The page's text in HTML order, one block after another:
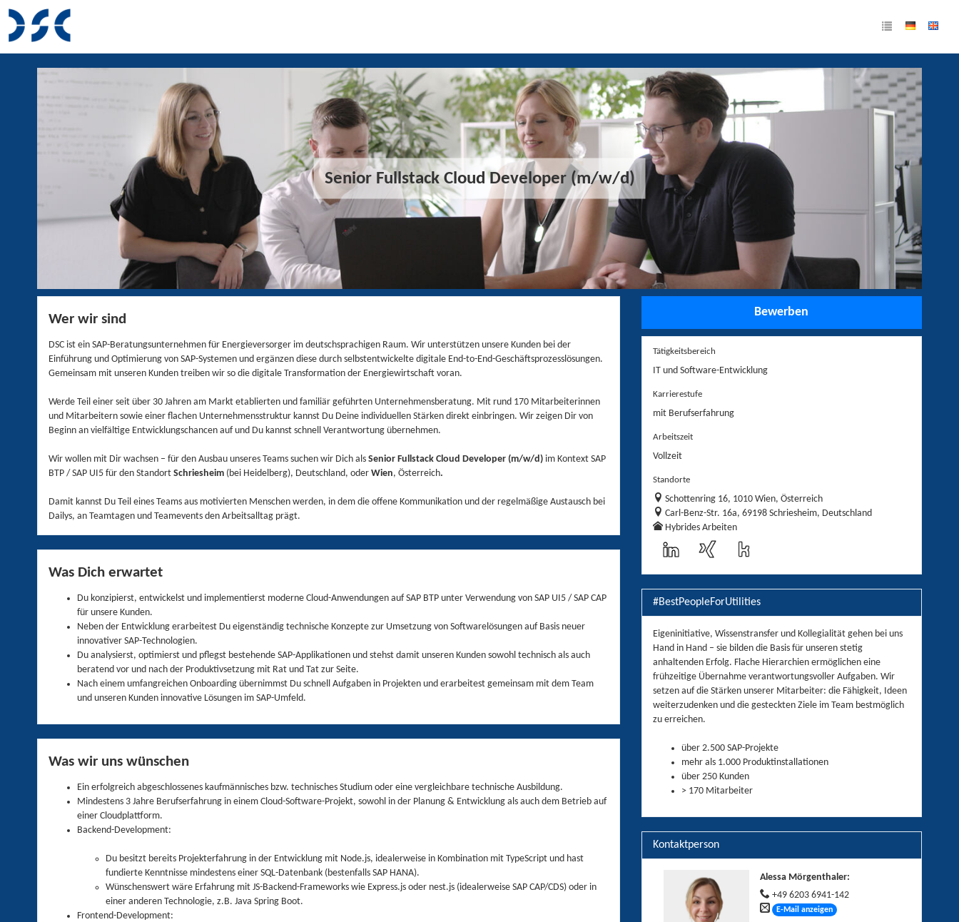
Senior Fullstack Cloud Developer (m/w/d)
Wer wir sind
DSC ist ein SAP-Beratungsunternehmen für Energieversorger im deutschsprachigen Raum. Wir unterstützen unsere Kunden bei der
Einführung und Optimierung von SAP-Systemen und ergänzen diese durch selbstentwickelte digitale End-to-End-Geschäftsprozesslösungen.
Gemeinsam mit unseren Kunden treiben wir so die digitale Transformation der Energiewirtschaft voran.
Werde Teil einer seit über 30 Jahren am Markt etablierten und familiär geführten Unternehmensberatung. Mit rund 170 Mitarbeiterinnen
und Mitarbeitern sowie einer flachen Unternehmensstruktur kannst Du Deine individuellen Stärken direkt einbringen. Wir zeigen Dir von
Beginn an vielfältige Entwicklungschancen auf und Du kannst schnell Verantwortung übernehmen.
Wir wollen mit Dir wachsen – für den Ausbau unseres Teams suchen wir Dich als Senior Fullstack Cloud Developer (m/w/d) im Kontext SAP
BTP / SAP UI5 für den Standort Schriesheim (bei Heidelberg), Deutschland, oder Wien, Österreich.
Damit kannst Du Teil eines Teams aus motivierten Menschen werden, in dem die offene Kommunikation und der regelmäßige Austausch bei
Dailys, an Teamtagen und Teamevents den Arbeitsalltag prägt.
Was Dich erwartet
Du konzipierst, entwickelst und implementierst moderne Cloud-Anwendungen auf SAP BTP unter Verwendung von SAP UI5 / SAP CAP
für unsere Kunden.
Neben der Entwicklung erarbeitest Du eigenständig technische Konzepte zur Umsetzung von Softwarelösungen auf Basis neuer
innovativer SAP-Technologien.
Du analysierst, optimierst und pflegst bestehende SAP-Applikationen und stehst damit unseren Kunden sowohl technisch als auch
beratend vor und nach der Produktivsetzung mit Rat und Tat zur Seite.
Nach einem umfangreichen Onboarding übernimmst Du schnell Aufgaben in Projekten und erarbeitest gemeinsam mit dem Team
und unseren Kunden innovative Lösungen im SAP-Umfeld.
Was wir uns wünschen
Ein erfolgreich abgeschlossenes kaufmännisches bzw. technisches Studium oder eine vergleichbare technische Ausbildung.
Mindestens 3 Jahre Berufserfahrung in einem Cloud-Software-Projekt, sowohl in der Planung & Entwicklung als auch dem Betrieb auf
einer Cloudplattform.
Backend-Development:
Du besitzt bereits Projekterfahrung in der Entwicklung mit Node.js, idealerweise in Kombination mit TypeScript und hast
fundierte Kenntnisse mindestens einer SQL-Datenbank (bestenfalls SAP HANA).
Wünschenswert wäre Erfahrung mit JS-Backend-Frameworks wie Express.js oder nest.js (idealerweise SAP CAP/CDS) oder in
einer anderen Technologie, z.B. Java Spring Boot.
Frontend-Development:
Bewerben
Tätigkeitsbereich
IT und Software-Entwicklung
Karrierestufe
mit Berufserfahrung
Arbeitszeit
Vollzeit
Standorte
Schottenring 16, 1010 Wien, Österreich
Carl-Benz-Str. 16a, 69198 Schriesheim, Deutschland
Hybrides Arbeiten
#BestPeopleForUtilities
Eigeninitiative, Wissenstransfer und Kollegialität gehen bei uns
Hand in Hand – sie bilden die Basis für unseren stetig
anhaltenden Erfolg. Flache Hierarchien ermöglichen eine
frühzeitige Übernahme verantwortungsvoller Aufgaben. Wir
setzen auf die Stärken unserer Mitarbeiter: die Fähigkeit, Ideen
weiterzudenken und die gesteckten Ziele im Team bestmöglich
zu erreichen.
über 2.500 SAP-Projekte
mehr als 1.000 Produktinstallationen
über 250 Kunden
> 170 Mitarbeiter
Kontaktperson
Alessa Mörgenthaler:
+49 6203 6941-142
E-Mail anzeigen